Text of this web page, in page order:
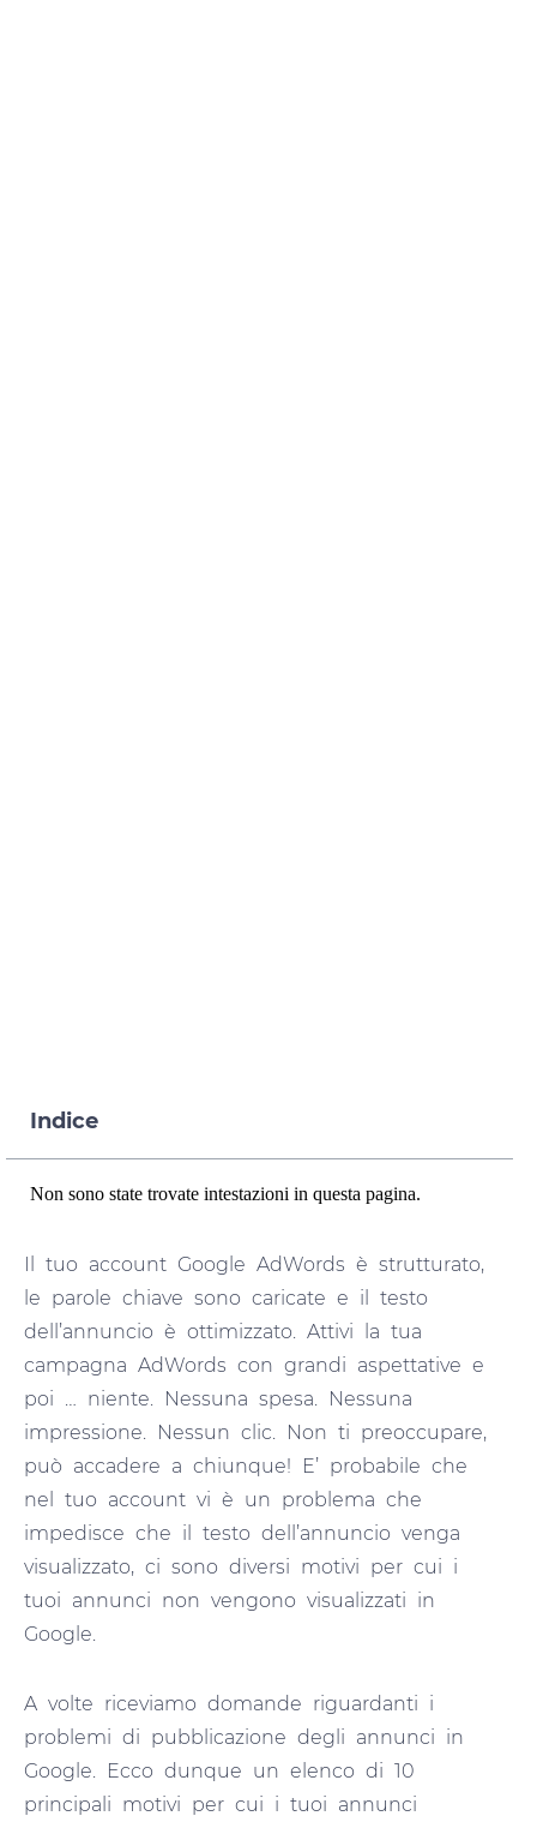
Indice
Non sono state trovate intestazioni in questa pagina.
Il tuo account Google AdWords è strutturato,
le parole chiave sono caricate e il testo
dell’annuncio è ottimizzato. Attivi la tua
campagna AdWords con grandi aspettative e
poi … niente. Nessuna spesa. Nessuna
impressione. Nessun clic. Non ti preoccupare,
può accadere a chiunque! E’ probabile che
nel tuo account vi è un problema che
impedisce che il testo dell’annuncio venga
visualizzato, ci sono diversi motivi per cui i
tuoi annunci non vengono visualizzati in
Google.
A volte riceviamo domande riguardanti i
problemi di pubblicazione degli annunci in
Google. Ecco dunque un elenco di 10
principali motivi per cui i tuoi annunci